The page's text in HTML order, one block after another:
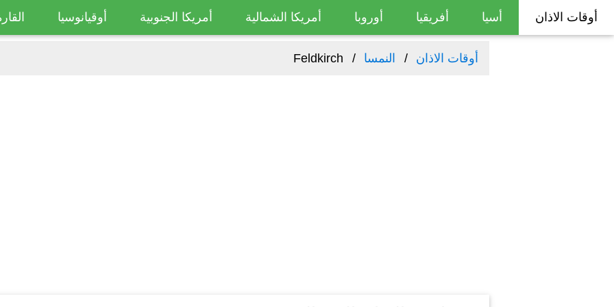
أوقات الاذان أسيا أفريقيا أوروبا أمريكا الشمالية أمريكا الجنوبية أوقيانوسيا
أوقات الاذان النمسا Feldkirch